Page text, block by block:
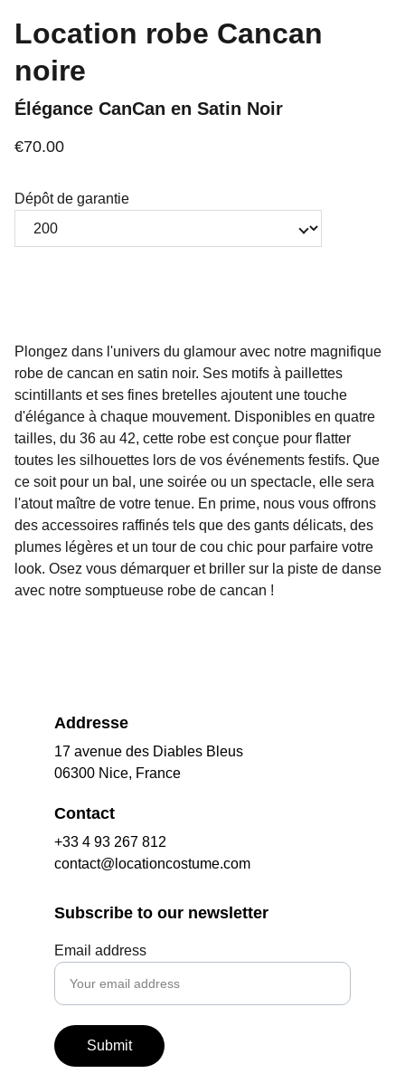
Location robe Cancan
noire
Élégance CanCan en Satin Noir
€70.00
Dépôt de garantie
Plongez dans l'univers du glamour avec notre magnifique
robe de cancan en satin noir. Ses motifs à paillettes
scintillants et ses fines bretelles ajoutent une touche
d'élégance à chaque mouvement. Disponibles en quatre
tailles, du 36 au 42, cette robe est conçue pour flatter
toutes les silhouettes lors de vos événements festifs. Que
ce soit pour un bal, une soirée ou un spectacle, elle sera
l'atout maître de votre tenue. En prime, nous vous offrons
des accessoires raffinés tels que des gants délicats, des
plumes légères et un tour de cou chic pour parfaire votre
look. Osez vous démarquer et briller sur la piste de danse
avec notre somptueuse robe de cancan !
Addresse
17 avenue des Diables Bleus
06300 Nice, France
Contact
+33 4 93 267 812
contact@locationcostume.com
Subscribe to our newsletter
Email address
Submit